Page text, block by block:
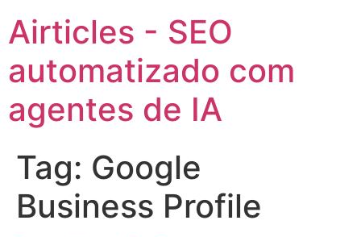
Airticles - SEO
automatizado com
agentes de IA
Tag: Google
Business Profile